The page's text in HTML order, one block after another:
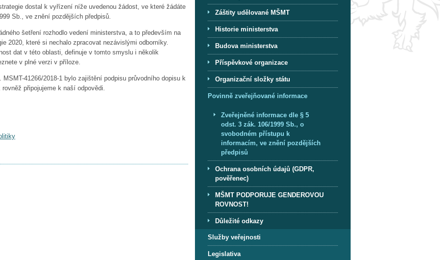
dostal k vyřízení níže uvedenou žádost, ve které žádáte
Sb., ve znění pozdějších předpisů.
šetření rozhodlo vedení ministerstva, a to především na
2020, které si nechalo zpracovat nezávislými odborníky.
dat v této oblasti, definuje v tomto smyslu i několik
v plné verzi v příloze.
41266/2018-1 bylo zajištění podpisu průvodního dopisu k
připojujeme k naší odpovědi.
Záštity udělované MŠMT
Historie ministerstva
Budova ministerstva
Příspěvkové organizace
Organizační složky státu
Povinně zveřejňované informace
Zveřejněné informace dle § 5
odst. 3 zák. 106/1999 Sb., o
svobodném přístupu k
informacím, ve znění pozdějších
předpisů
Ochrana osobních údajů (GDPR,
pověřenec)
MŠMT PODPORUJE GENDEROVOU
ROVNOST!
Důležité odkazy
Služby veřejnosti
Legislativa